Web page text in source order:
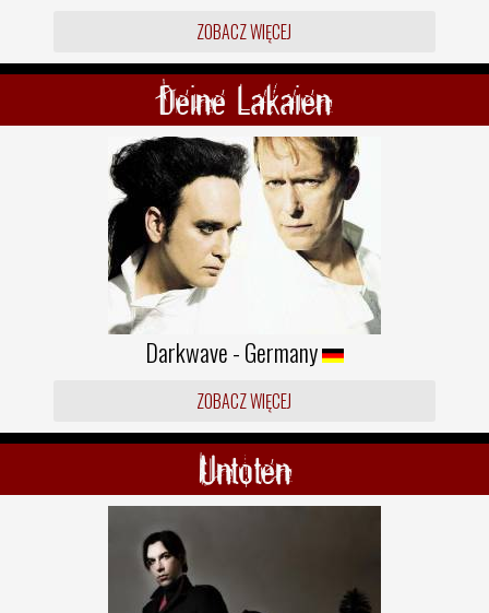
ZOBACZ WIĘCEJ
Deine Lakaien
Darkwave - Germany
ZOBACZ WIĘCEJ
Untoten